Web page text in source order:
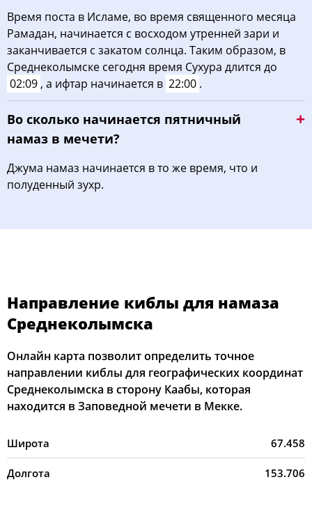
Время поста в Исламе, во время священного месяца
Рамадан, начинается с восходом утренней зари и
заканчивается с закатом солнца. Таким образом, в
Среднеколымске сегодня время Сухура длится до
02:09 , а ифтар начинается в 22:00 .
Во сколько начинается пятничный
намаз в мечети?
Джума намаз начинается в то же время, что и
полуденный зухр.
Направление киблы для намаза
Среднеколымска
Онлайн карта позволит определить точное
направлении киблы для географических координат
Среднеколымска в сторону Каабы, которая
находится в Заповедной мечети в Мекке.
Широта 67.458
Долгота 153.706